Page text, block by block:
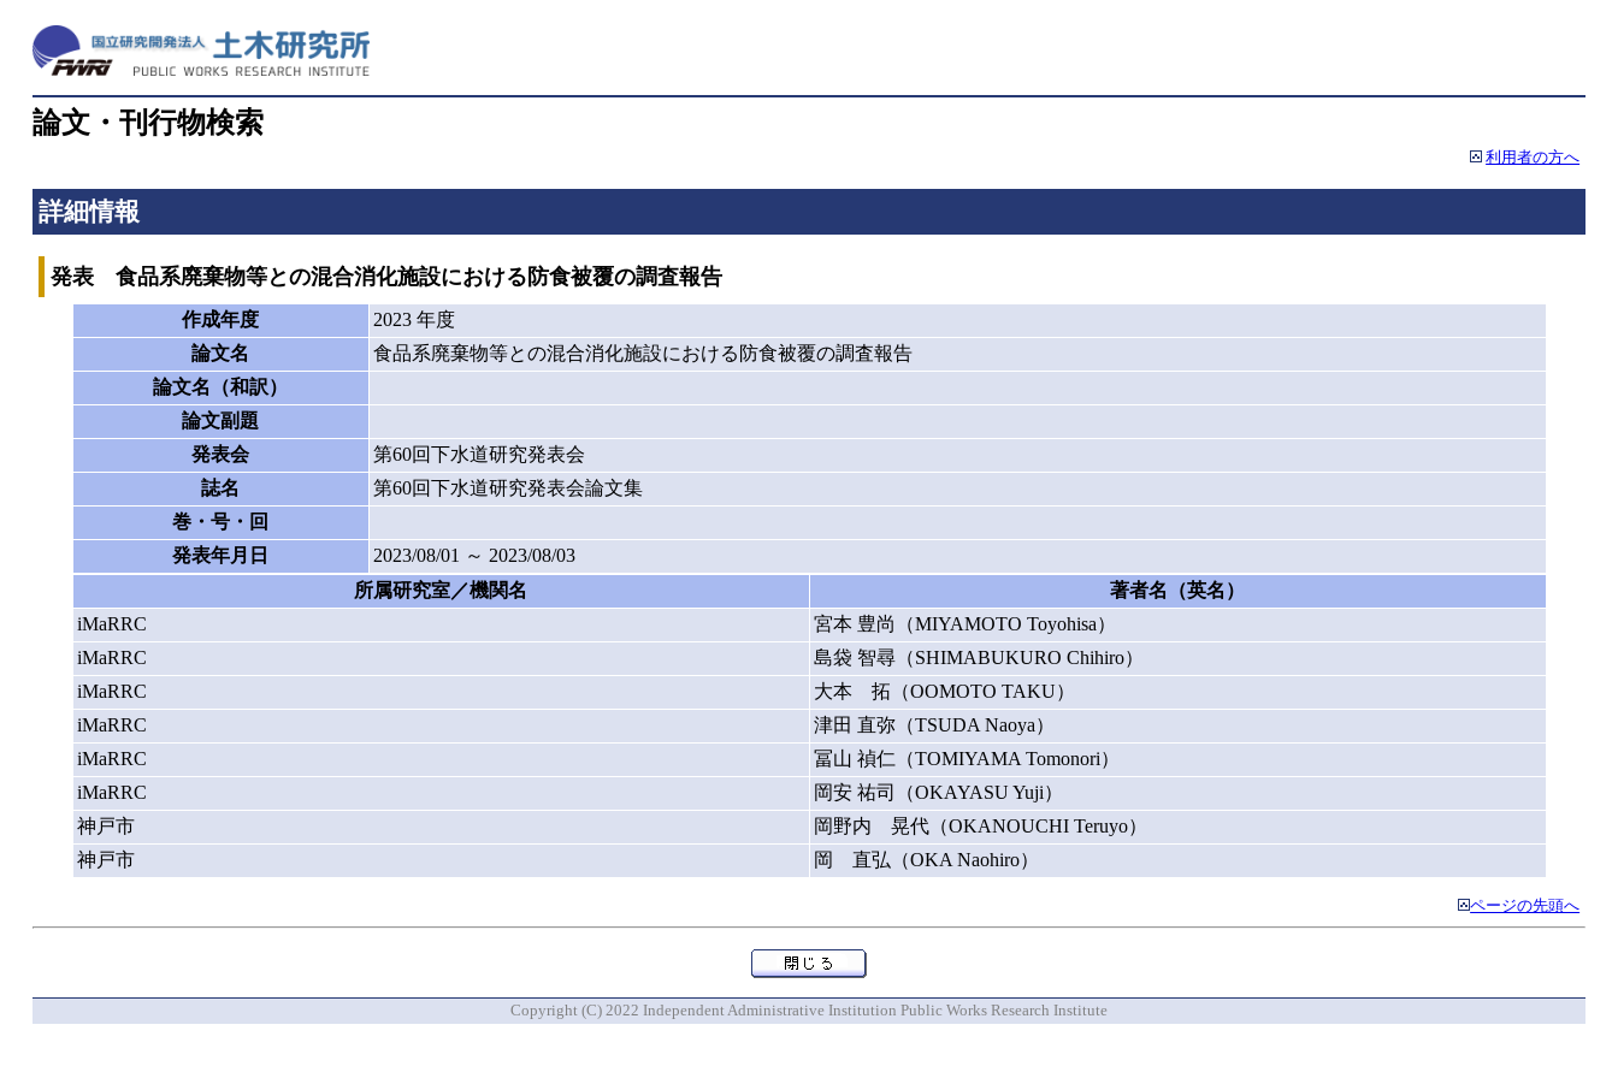
論文・刊行物検索
利用者の方へ
詳細情報
発表 食品系廃棄物等との混合消化施設における防食被覆の調査報告
作成年度
2023 年度
論文名
食品系廃棄物等との混合消化施設における防食被覆の調査報告
論文名（和訳）
論文副題
発表会
第60回下水道研究発表会
誌名
第60回下水道研究発表会論文集
巻・号・回
発表年月日
2023/08/01 ～ 2023/08/03
所属研究室／機関名
著者名（英名）
iMaRRC
宮本 豊尚（MIYAMOTO Toyohisa）
iMaRRC
島袋 智尋（SHIMABUKURO Chihiro）
iMaRRC
大本 拓（OOMOTO TAKU）
iMaRRC
津田 直弥（TSUDA Naoya）
iMaRRC
冨山 禎仁（TOMIYAMA Tomonori）
iMaRRC
岡安 祐司（OKAYASU Yuji）
神戸市
岡野内 晃代（OKANOUCHI Teruyo）
神戸市
岡 直弘（OKA Naohiro）
ページの先頭へ
Copyright (C) 2022 Independent Administrative Institution Public Works Research Institute